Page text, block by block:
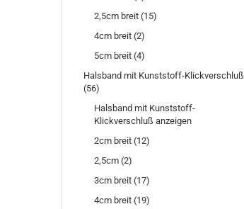
2,5cm breit (15)
4cm breit (2)
5cm breit (4)
Halsband mit Kunststoff-Klickverschluß
(56)
Halsband mit Kunststoff-
Klickverschluß anzeigen
2cm breit (12)
2,5cm (2)
3cm breit (17)
4cm breit (19)